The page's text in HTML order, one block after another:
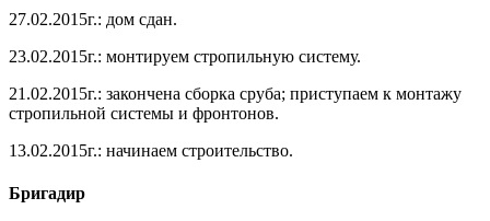
27.02.2015г.: дом сдан.
23.02.2015г.: монтируем стропильную систему.
21.02.2015г.: закончена сборка сруба; приступаем к монтажу
стропильной системы и фронтонов.
13.02.2015г.: начинаем строительство.
Бригадир